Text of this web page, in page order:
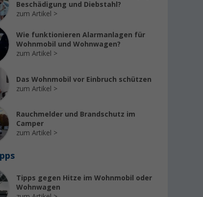
Beschädigung und Diebstahl?
zum Artikel
Wie funktionieren Alarmanlagen für
Wohnmobil und Wohnwagen?
zum Artikel
Das Wohnmobil vor Einbruch schützen
zum Artikel
Rauchmelder und Brandschutz im
Camper
zum Artikel
Tipps gegen Hitze im Wohnmobil oder
Wohnwagen